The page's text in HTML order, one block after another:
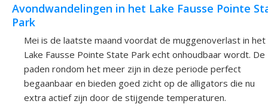
Avondwandelingen in het Lake Fausse Pointe
Park
Mei is de laatste maand voordat de muggenoverlast in het
Lake Fausse Pointe State Park echt onhoudbaar wordt. De
paden rondom het meer zijn in deze periode perfect
begaanbaar en bieden goed zicht op de alligators die nu
extra actief zijn door de stijgende temperaturen.